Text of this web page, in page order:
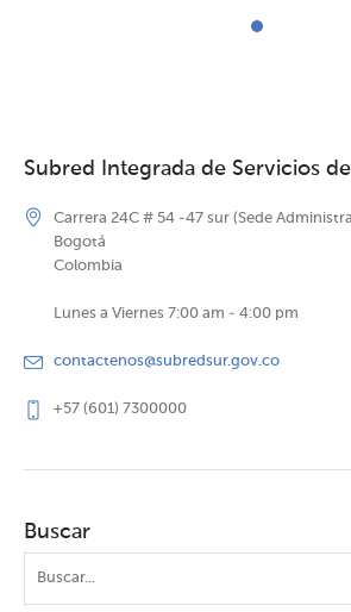
Subred Integrada de Servicios
Carrera 24C # 54 -47 sur (Sede
Bogotá
Colombia
Lunes a Viernes 7:00 am - 4:00 pm
contactenos@subredsur.gov.co
+57 (601) 7300000
Buscar